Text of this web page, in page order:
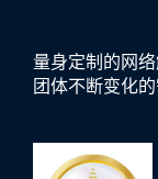
量身定制的网
团体不断变化的